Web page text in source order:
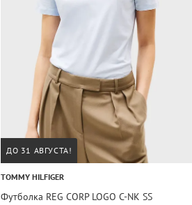
ДО 31 АВГУСТА!
TOMMY HILFIGER
Футболка REG CORP LOGO C-NK SS